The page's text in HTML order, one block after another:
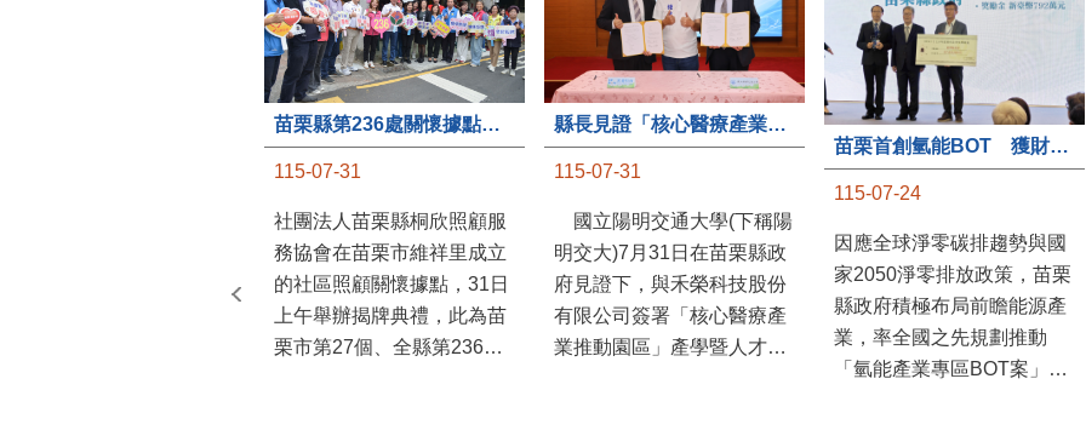
苗栗縣第236處關懷據點在苗栗市維祥里揭牌
115-07-31
社團法人苗栗縣桐欣照顧服
務協會在苗栗市維祥里成立
的社區照顧關懷據點，31日
上午舉辦揭牌典禮，此為苗
栗市第27個、全縣第236處
縣長見證「核心醫療產業推動園區」產學合作簽約儀式
115-07-31
國立陽明交通大學(下稱陽
明交大)7月31日在苗栗縣政
府見證下，與禾榮科技股份
有限公司簽署「核心醫療產
業推動園區」產學暨人才培
苗栗首創氫能BOT 獲財政部「突破之翼」肯定
115-07-24
因應全球淨零碳排趨勢與國
家2050淨零排放政策，苗栗
縣政府積極布局前瞻能源產
業，率全國之先規劃推動
「氫能產業專區BOT案」，